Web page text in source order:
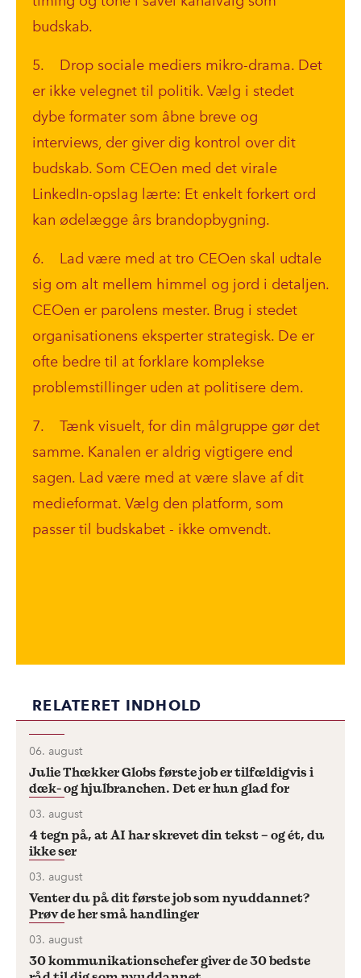
budskab.
5. Drop sociale mediers mikro-drama. Det
er ikke velegnet til politik. Vælg i stedet
dybe formater som åbne breve og
interviews, der giver dig kontrol over dit
budskab. Som CEOen med det virale
LinkedIn-opslag lærte: Et enkelt forkert ord
kan ødelægge års brandopbygning.
6. Lad være med at tro CEOen skal udtale
sig om alt mellem himmel og jord i detaljen.
CEOen er parolens mester. Brug i stedet
organisationens eksperter strategisk. De er
ofte bedre til at forklare komplekse
problemstillinger uden at politisere dem.
7. Tænk visuelt, for din målgruppe gør det
samme. Kanalen er aldrig vigtigere end
sagen. Lad være med at være slave af dit
medieformat. Vælg den platform, som
passer til budskabet - ikke omvendt.
RELATERET INDHOLD
06. august
Julie Thækker Globs første job er tilfældigvis i
dæk- og hjulbranchen. Det er hun glad for
03. august
4 tegn på, at AI har skrevet din tekst – og ét, du
ikke ser
03. august
Venter du på dit første job som nyuddannet?
Prøv de her små handlinger
03. august
30 kommunikationschefer giver de 30 bedste